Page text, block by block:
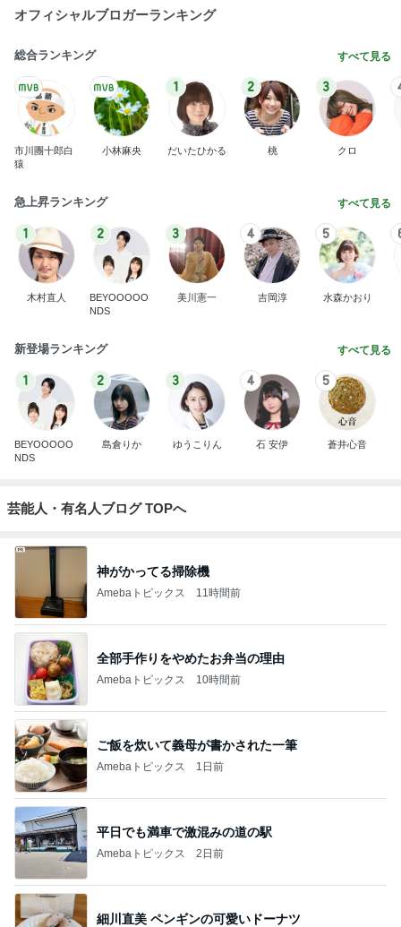
オフィシャルブロガーランキング
総合ランキング すべて見る
市川團十郎白
猿
小林麻央
1
だいたひかる
2
桃
3
クロ
急上昇ランキング すべて見る
1
木村直人
2
BEYOOOOO
NDS
3
美川憲一
4
吉岡淳
5
水森かおり
新登場ランキング すべて見る
1
BEYOOOOO
NDS
2
島倉りか
3
ゆうこりん
4
石 安伊
5
蒼井心音
芸能人・有名人ブログ TOPへ
神がかってる掃除機
Amebaトピックス 11時間前
全部手作りをやめたお弁当の理由
Amebaトピックス 10時間前
ご飯を炊いて義母が書かされた一筆
Amebaトピックス 1日前
平日でも満車で激混みの道の駅
Amebaトピックス 2日前
細川直美 ペンギンの可愛いドーナツ